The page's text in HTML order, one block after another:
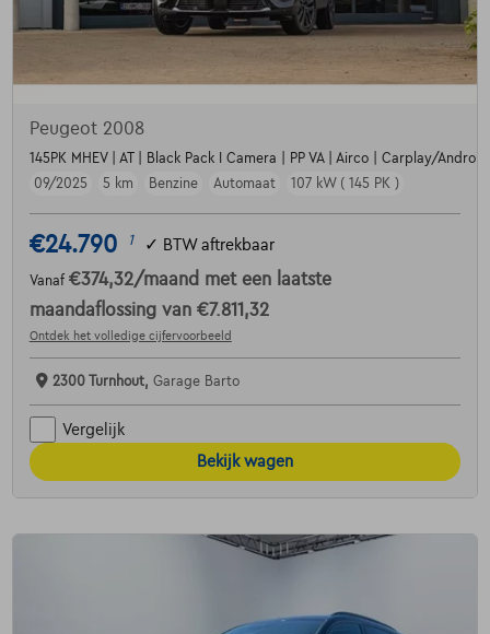
Peugeot 2008
145PK MHEV | AT | Black Pack I Camera | PP VA | Airco | Carplay/
09/2025
5 km Benzine Automaat 107 kW ( 145 PK )
€24.790 1 ✓ BTW aftrekbaar
Vanaf €374,32/maand met een laatste
maandaflossing van €7.811,32
Ontdek het volledige cijfervoorbeeld
2300 Turnhout, Garage Barto
Vergelijk
Bekijk wagen